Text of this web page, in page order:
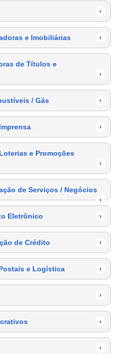
›
e Imobiliárias ›
de Títulos e
›
/ Gás ›
›
e Promoções
›
de Serviços / Negócios
›
Eletrônico
›
de Crédito ›
e Logística ›
›
›
›